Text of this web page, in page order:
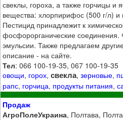
свеклы, гороха, а также горчицы и
вещества: хлорпирифос (500 г/л) и
Пестицид принадлежит к
фосфорорганические соединения.
эмульсии. Также предлагаем
описание - на сайте.
Тел: 066 100-19-35, 067 100-19-35
овощи, горох,свекла,зерновые,
рапс, горчица, продукты питания,
Продаж
АгроПолеУкраина, Полтава,